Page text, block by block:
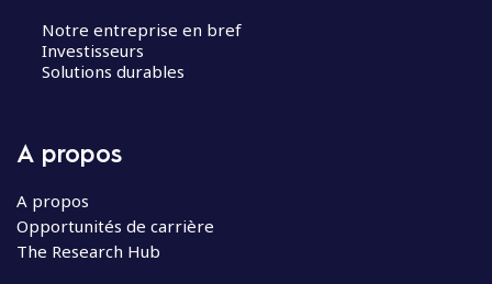
Notre entreprise en bref
Investisseurs
Solutions durables
A propos
A propos
Opportunités de carrière
The Research Hub